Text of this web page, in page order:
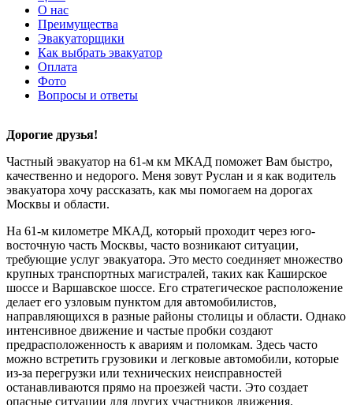
О нас
Преимущества
Эвакуаторщики
Как выбрать эвакуатор
Оплата
Фото
Вопросы и ответы
Дорогие друзья!
Частный эвакуатор на 61-м км МКАД поможет Вам быстро,
качественно и недорого. Меня зовут Руслан и я как водитель
эвакуатора хочу рассказать, как мы помогаем на дорогах
Москвы и области.
На 61-м километре МКАД, который проходит через юго-
восточную часть Москвы, часто возникают ситуации,
требующие услуг эвакуатора. Это место соединяет множество
крупных транспортных магистралей, таких как Каширское
шоссе и Варшавское шоссе. Его стратегическое расположение
делает его узловым пунктом для автомобилистов,
направляющихся в разные районы столицы и области. Однако
интенсивное движение и частые пробки создают
предрасположенность к авариям и поломкам. Здесь часто
можно встретить грузовики и легковые автомобили, которые
из-за перегрузки или технических неисправностей
останавливаются прямо на проезжей части. Это создает
опасные ситуации для других участников движения.